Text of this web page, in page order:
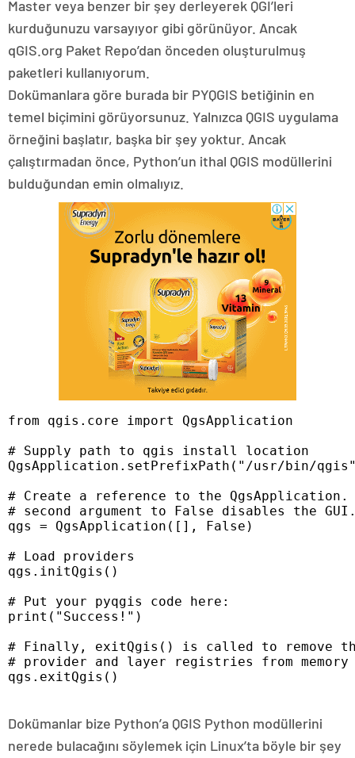
Master veya benzer bir şey derleyerek QGI’leri
kurduğunuzu varsayıyor gibi görünüyor. Ancak
qGIS.org Paket Repo’dan önceden oluşturulmuş
paketleri kullanıyorum.
Dokümanlara göre burada bir PYQGIS betiğinin en
temel biçimini görüyorsunuz. Yalnızca QGIS uygulama
örneğini başlatır, başka bir şey yoktur. Ancak
çalıştırmadan önce, Python’un ithal QGIS modüllerini
bulduğundan emin olmalıyız.
from qgis.core import QgsApplication
# Supply path to qgis install location
QgsApplication.setPrefixPath("/usr/bin/
# Create a reference to the
# second argument to False disables the
qgs = QgsApplication([], False)
# Load providers
qgs.initQgis()
# Put your pyqgis code here:
print("Success!")
# Finally, exitQgis() is called to remove
# provider and layer registries from memory
qgs.exitQgis()
Dokümanlar bize Python’a QGIS Python modüllerini
nerede bulacağını söylemek için Linux’ta böyle bir şey